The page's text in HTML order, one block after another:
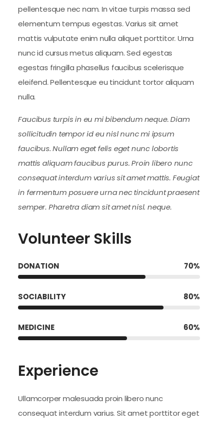
pellentesque nec nam. In vitae turpis massa sed
elementum tempus egestas. Varius sit amet
mattis vulputate enim nulla aliquet porttitor. Urna
nunc id cursus metus aliquam. Sed egestas
egestas fringilla phasellus faucibus scelerisque
eleifend. Pellentesque eu tincidunt tortor aliquam
nulla.
Faucibus turpis in eu mi bibendum neque. Diam
sollicitudin tempor id eu nisl nunc mi ipsum
faucibus. Nullam eget felis eget nunc lobortis
mattis aliquam faucibus purus. Proin libero nunc
consequat interdum varius sit amet mattis. Feugiat
in fermentum posuere urna nec tincidunt praesent
semper. Pharetra diam sit amet nisl. neque.
Volunteer Skills
DONATION 70%
SOCIABILITY 80%
MEDICINE 60%
Experience
Ullamcorper malesuada proin libero nunc
consequat interdum varius. Sit amet porttitor eget